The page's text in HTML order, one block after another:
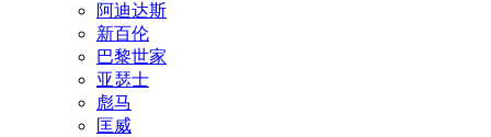
阿迪达斯
新百伦
巴黎世家
亚瑟士
彪马
匡威